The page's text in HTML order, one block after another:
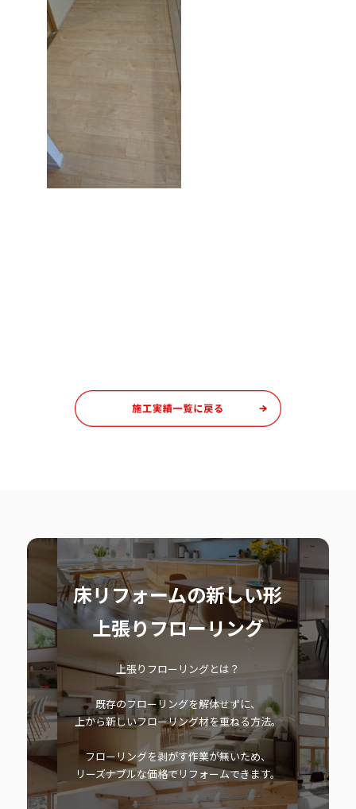
床リフォームの新しい形
上張りフローリング
上張りフローリングとは？
既存のフローリングを解体せずに、
上から新しいフローリング材を重ねる方法。
フローリングを剥がす作業が無いため、
リーズナブルな価格でリフォームできます。